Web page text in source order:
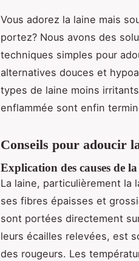
Vous adorez la laine mais
portez? Nous avons des
techniques simples pour
alternatives douces et
types de laine moins
enflammée sont enfin
Conseils pour adoucir
Explication des causes de
La laine, particulièrement la
ses fibres épaisses et
sont portées directement
leurs écailles relevées, est
des rougeurs. Les